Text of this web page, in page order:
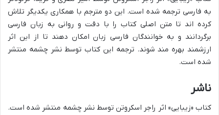
به فارسی ترجمه شده است. این دو مترجم با همکاری یکدیگر تلاش
کرده اند تا متن اصلی کتاب را با دقت و روانی به زبان فارسی
برگردانند و به خوانندگان فارسی زبان امکان دهند تا از این اثر
ارزشمند بهره مند شوند. ترجمه این کتاب توسط نشر چشمه منتشر
شده است.
ناشر
کتاب «زیبایی» اثر راجر اسکروتن توسط نشر چشمه منتشر شده است.